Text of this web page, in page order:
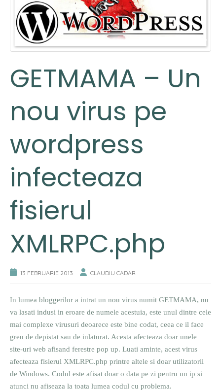
GETMAMA – Un
nou virus pe
wordpress
infecteaza
fisierul
XMLRPC.php
13 FEBRUARIE 2013 CLAUDIU CADAR
In lumea bloggerilor a intrat un nou virus numit GETMAMA, nu
va lasati indusi in eroare de numele acestuia, este unul dintre cele
mai complexe virusuri deoarece este bine codat, ceea ce il face
greu de depistat sau de inlaturat. Acesta afecteaza doar unele
site-uri web afisand ferestre pop up. Luati aminte, acest virus
afecteaza fisierul XMLRPC.php printre altele si doar utilizatorii
de Windows. Codul este afisat doar o data pe zi pentru un ip si
atunci nu afiseaza la toata lumea codul cu problema.